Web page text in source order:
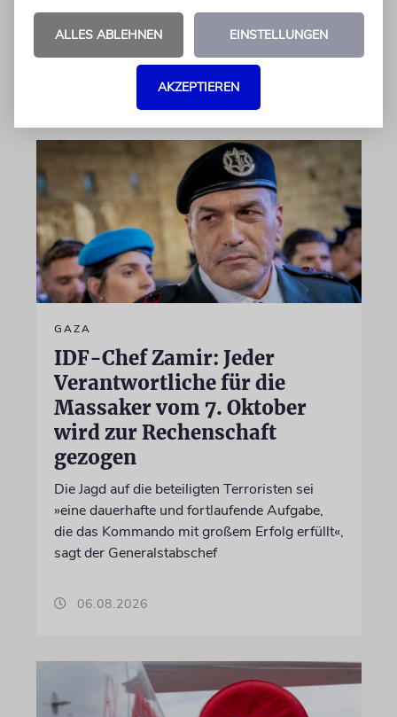
prämierten Film »No Other Land« beteiligt.
Jetzt steht der mutmaßliche Täter vor Gericht
GAZA
IDF-Chef Zamir: Jeder
Verantwortliche für die
Massaker vom 7. Oktober
wird zur Rechenschaft
gezogen
Die Jagd auf die beteiligten Terroristen sei
»eine dauerhafte und fortlaufende Aufgabe,
die das Kommando mit großem Erfolg erfüllt«,
sagt der Generalstabschef
06.08.2026
ALLES ABLEHNEN EINSTELLUNGEN
AKZEPTIEREN